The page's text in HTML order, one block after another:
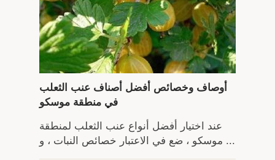
أوصاف وخصائص أفضل أصناف عنب الثعلب
في منطقة موسكو
عند اختيار أفضل أنواع عنب الثعلب لمنطقة
موسكو ، ضع في الاعتبار خصائص النبات ، و ...